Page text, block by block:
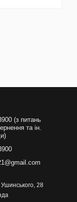
(з питань
та ін.
28